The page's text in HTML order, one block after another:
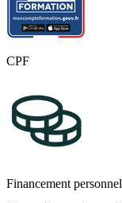
CPF
Financement personnel